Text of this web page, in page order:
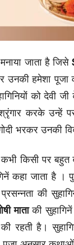
जाता है जिसे
उनकी हमेशा
को देवी
करके उन्हें
भरकर उनकी
किसी पर
कहा जाता है ।
की
माताकी
रहती है।